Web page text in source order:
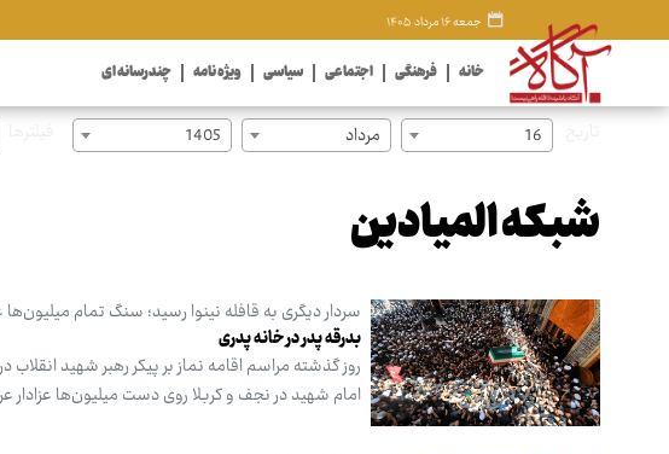
جمعه ۱۶ مرداد ۱۴۰۵
خانه فرهنگی اجتماعی سیاسی ویژه نامه چندرسانه ای
16 مرداد 1405
شبکه المیادین
سردار دیگری به قافله نینوا رسید؛ سنگ تمام
بدرقه پدر در خانه پدری
روز گذشته مراسم اقامه نماز بر پیکر رهبر شهید
امام شهید در نجف و کربلا روی دست میلیون‌ها عزادار